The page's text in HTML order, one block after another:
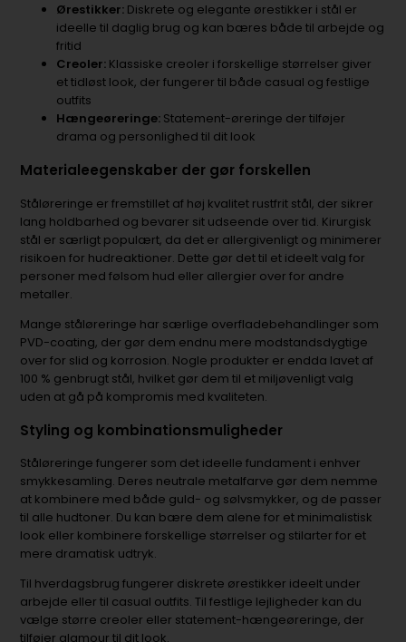
Ørestikker: Diskrete og elegante ørestikker i stål er
ideelle til daglig brug og kan bæres både til arbejde og
fritid
Creoler: Klassiske creoler i forskellige størrelser giver
et tidløst look, der fungerer til både casual og festlige
outfits
Hængeøreringe: Statement-øreringe der tilføjer
drama og personlighed til dit look
Materialeegenskaber der gør forskellen
Ståløreringe er fremstillet af høj kvalitet rustfrit stål, der sikrer
lang holdbarhed og bevarer sit udseende over tid. Kirurgisk
stål er særligt populært, da det er allergivenligt og minimerer
risikoen for hudreaktioner. Dette gør det til et ideelt valg for
personer med følsom hud eller allergier over for andre
metaller.
Mange ståløreringe har særlige overfladebehandlinger som
PVD-coating, der gør dem endnu mere modstandsdygtige
over for slid og korrosion. Nogle produkter er endda lavet af
100 % genbrugt stål, hvilket gør dem til et miljøvenligt valg
uden at gå på kompromis med kvaliteten.
Styling og kombinationsmuligheder
Ståløreringe fungerer som det ideelle fundament i enhver
smykkesamling. Deres neutrale metalfarve gør dem nemme
at kombinere med både guld- og sølvsmykker, og de passer
til alle hudtoner. Du kan bære dem alene for et minimalistisk
look eller kombinere forskellige størrelser og stilarter for et
mere dramatisk udtryk.
Til hverdagsbrug fungerer diskrete ørestikker ideelt under
arbejde eller til casual outfits. Til festlige lejligheder kan du
vælge større creoler eller statement-hængeøreringe, der
tilføjer glamour til dit look.